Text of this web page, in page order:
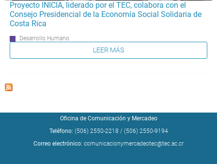
Proyecto INICIA, liderado por el TEC, colabora con el
Consejo Presidencial de la Economía Social Solidaria de
Costa Rica
Desarrollo Humano
LEER MÁS
Oficina de Comunicación y Mercadeo
Teléfono: (506) 2550-2218 / (506) 2550-9194
Correo electrónico: comunicacionymercadeotec@tec.ac.cr